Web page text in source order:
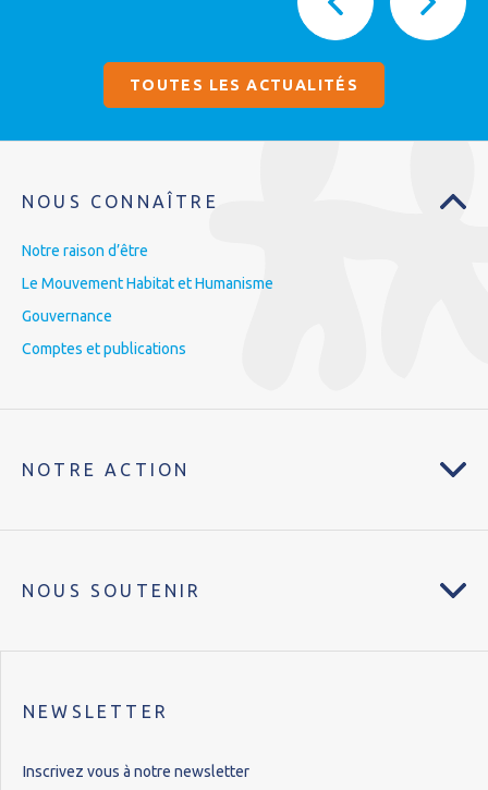
TOUTES LES ACTUALITÉS
NOUS CONNAÎTRE
Notre raison d’être
Le Mouvement Habitat et Humanisme
Gouvernance
Comptes et publications
NOTRE ACTION
NOUS SOUTENIR
NEWSLETTER
Inscrivez vous à notre newsletter